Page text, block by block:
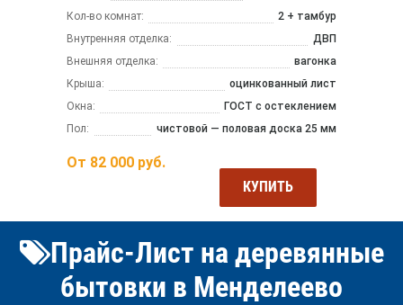
Кол-во комнат:
2 + тамбур
Внутренняя отделка:
ДВП
Внешняя отделка:
вагонка
Крыша:
оцинкованный лист
Окна:
ГОСТ с остеклением
Пол:
чистовой — половая доска 25 мм
От 82 000 руб.
КУПИТЬ
Прайс-Лист на деревянные
бытовки в Менделеево